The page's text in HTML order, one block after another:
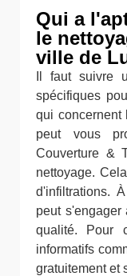
Qui a
le
ville de
Il faut suivre
spécifiques
qui concernent
peut vous
Couverture &
nettoyage.
d'infiltrations.
peut s'engager
qualité. Pour
informatifs
gratuitement et